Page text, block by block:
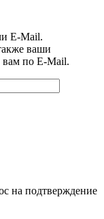
E-Mail.
ваши
вам по E-Mail.
на подтверждение